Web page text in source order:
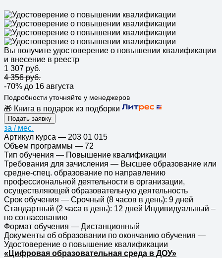
Вы получите удостоверение о повышении квалификации
и внесение в реестр
1 307 руб.
4 356 руб.
-70% до 16 августа
Подробности уточняйте у менеджеров
🎁 Книга в подарок из подборки
Подать заявку
за / мес.
Артикул курса — 203 01 015
Объем программы — 72
Тип обучения — Повышение квалификации
Требования для зачисления — Высшее образование или
средне-спец. образование по направлению
профессиональной деятельности в организации,
осуществляющей образовательную деятельность
Срок обучения — Срочный (8 часов в день): 9 дней
Стандартный (2 часа в день): 12 дней Индивидуальный –
по согласованию
Формат обучения — Дистанционный
Документы об образовании по окончанию обучения —
Удостоверение о повышение квалификации
«Цифровая образовательная среда в ДОУ»